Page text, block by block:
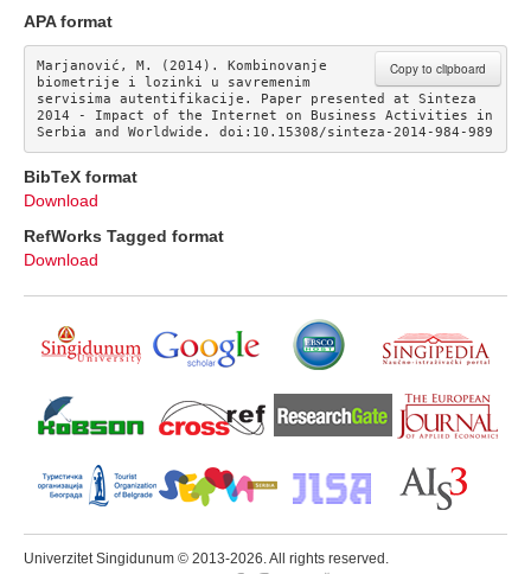
APA format
Copy to clipboard
Marjanović, M. (2014). Kombinovanje
biometrije i lozinki u savremenim
servisima autentifikacije. Paper presented at Sinteza
2014 - Impact of the Internet on Business Activities in
Serbia and Worldwide. doi:10.15308/sinteza-2014-984-989
BibTeX format
Download
RefWorks Tagged format
Download
Univerzitet Singidunum © 2013-2026. All rights reserved.